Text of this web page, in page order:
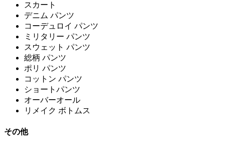
スカート
デニム パンツ
コーデュロイ パンツ
ミリタリー パンツ
スウェット パンツ
総柄 パンツ
ポリ パンツ
コットン パンツ
ショートパンツ
オーバーオール
リメイク ボトムス
その他